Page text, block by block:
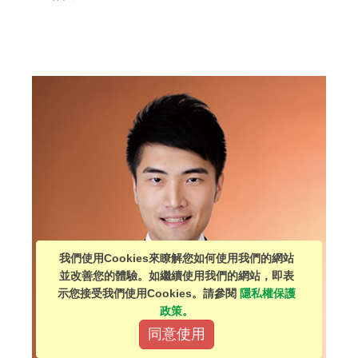
我們使用Cookies來瞭解您如何使用我們的網站
並改善您的體驗。如繼續使用我們的網站，即表
示您接受我們使用Cookies。請參閱 隱私權保護
政策。
同意使用